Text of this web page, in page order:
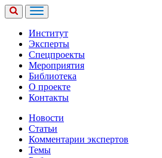
Институт
Эксперты
Спецпроекты
Мероприятия
Библиотека
О проекте
Контакты
Новости
Статьи
Комментарии экспертов
Темы